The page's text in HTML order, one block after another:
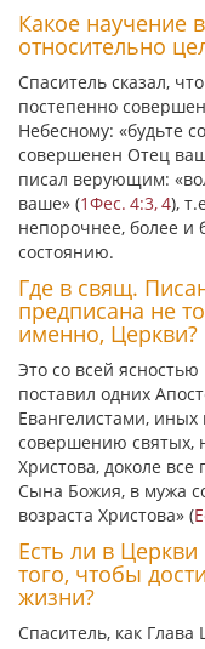
Какое научение
относительно
Спаситель сказал,
постепенно
Небесному: «будьте
совершенен Отец
писал верующим:
ваше» (1Фес. 4:3, 4),
непорочнее, более и
состоянию.
Где в свящ.
предписана не
именно, Церкви?
Это со всей
поставил одних
Евангелистами,
совершению святых,
Христова, доколе
Сына Божия, в мужа
возраста Христова» (
Есть ли в
того, чтобы
жизни?
Спаситель, как